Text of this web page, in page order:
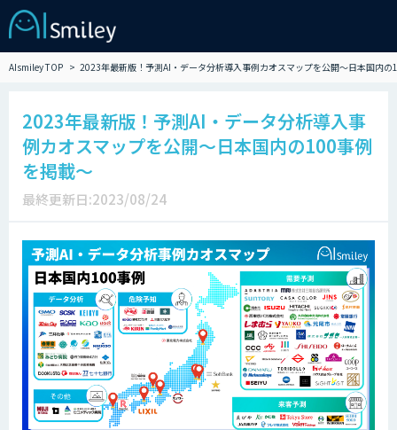
AIsmiley TOP 2023年最新版！予測AI・データ分析導入事例カオスマップを公開～日本国内の
2023年最新版！予測AI・データ分析導入事
例カオスマップを公開～日本国内の100事例
を掲載～
最終更新日:2023/08/24